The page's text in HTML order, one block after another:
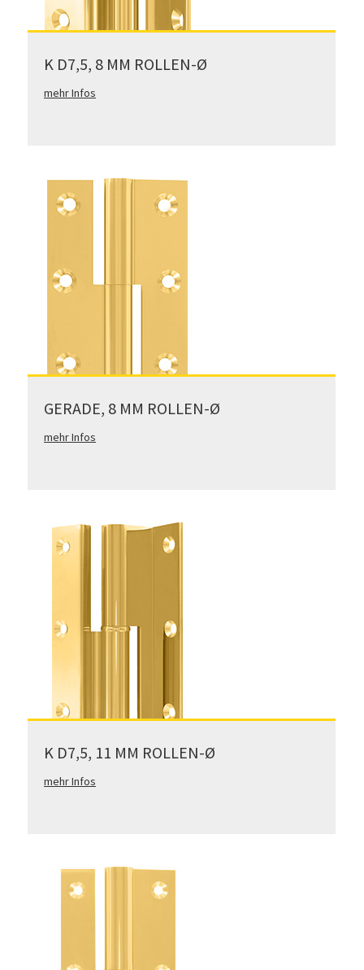
K D7,5, 8 MM ROLLEN-Ø
mehr Infos
GERADE, 8 MM ROLLEN-Ø
mehr Infos
K D7,5, 11 MM ROLLEN-Ø
mehr Infos